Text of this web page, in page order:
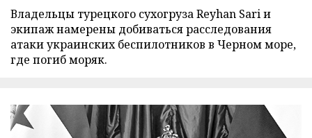
Владельцы турецкого сухогруза Reyhan Sari и
экипаж намерены добиваться расследования
атаки украинских беспилотников в Черном море,
где погиб моряк.